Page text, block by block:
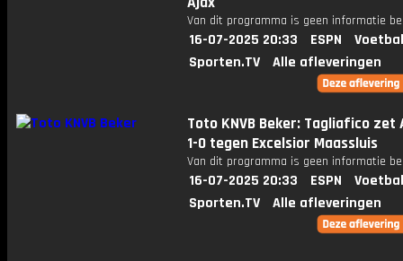
Van dit programma is geen informatie
16-07-2025 20:33 ESPN
Sporten.TV
Alle afleveringen
Toto KNVB Beker: Tagliafico zet
1-0 tegen Excelsior Maassluis
Van dit programma is geen informatie
16-07-2025 20:33 ESPN
Sporten.TV
Alle afleveringen